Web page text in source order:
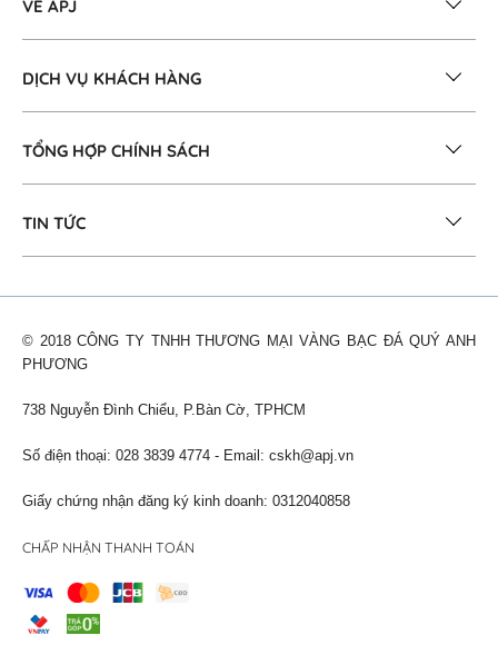
VỀ APJ
DỊCH VỤ KHÁCH HÀNG
TỔNG HỢP CHÍNH SÁCH
TIN TỨC
© 2018 CÔNG TY TNHH THƯƠNG MẠI VÀNG BẠC ĐÁ QUÝ ANH
PHƯƠNG
738 Nguyễn Đình Chiểu, P.Bàn Cờ, TPHCM
Số điện thoại: 028 3839 4774 - Email: cskh@apj.vn
Giấy chứng nhận đăng ký kinh doanh: 0312040858
CHẤP NHẬN THANH TOÁN